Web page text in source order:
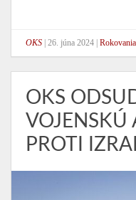
OKS 26. júna 2024
OKS
VOJENSKÚ
PROTI